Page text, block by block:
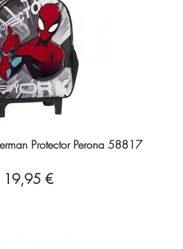
Protector Perona 58817
19,95 €